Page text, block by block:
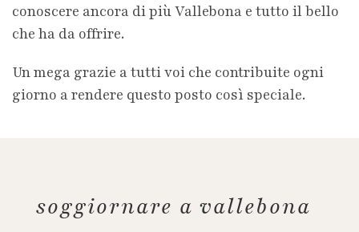
conoscere ancora di più Vallebona e tutto il bello
che ha da offrire.
Un mega grazie a tutti voi che contribuite ogni
giorno a rendere questo posto così speciale.
soggiornare a vallebona